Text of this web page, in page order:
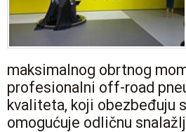
maksimalnog obrtnog
profesionalni off-road
kvaliteta, koji obezbeđuju
omogućuje odličnu